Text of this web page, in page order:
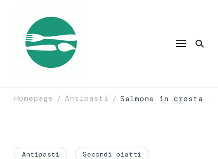
Homepage / Antipasti / Salmone in crosta
Antipasti Secondi piatti